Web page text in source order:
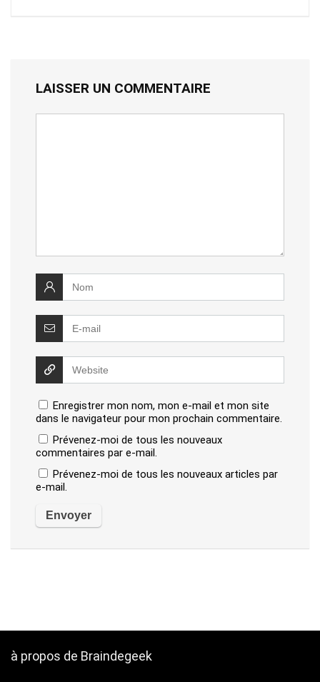
LAISSER UN COMMENTAIRE
Enregistrer mon nom, mon e-mail et mon site
dans le navigateur pour mon prochain commentaire.
Prévenez-moi de tous les nouveaux
commentaires par e-mail.
Prévenez-moi de tous les nouveaux articles par
e-mail.
à propos de Braindegeek